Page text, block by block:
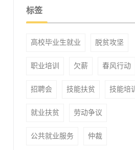
标签
高校毕业生就业 脱贫攻坚
职业培训 欠薪 春风行动
招聘会 技能扶贫 技能培训
就业扶贫 劳动争议
公共就业服务 仲裁